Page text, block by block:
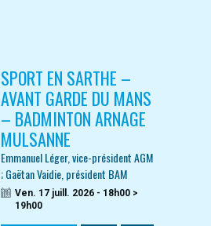
SPORT EN SARTHE –
AVANT GARDE DU MANS
– BADMINTON ARNAGE
MULSANNE
Emmanuel Léger, vice-président AGM
; Gaëtan Vaidie, président BAM
Ven. 17 juill. 2026 - 18h00 >
19h00